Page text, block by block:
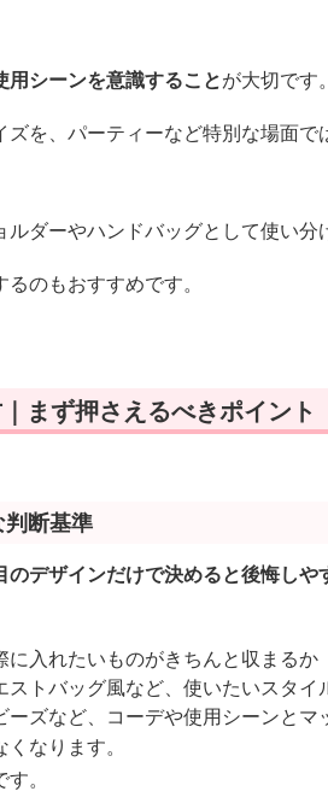
用シーンを意識することが大切です。
を、パーティーなど特別な場面
ダーやハンドバッグとして使い分
のもおすすめです。
まず押さえるべきポイント
判断基準
のデザインだけで決めると後悔しや
入れたいものがきちんと収まるか
ストバッグ風など、使いたいスタ
ズなど、コーデや使用シーンとマ
なります。
。